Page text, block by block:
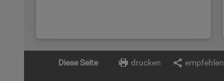
Diese Seite drucken empfehlen